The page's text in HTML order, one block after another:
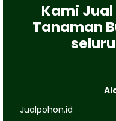
Kami
Tanaman
Jualpohon.id